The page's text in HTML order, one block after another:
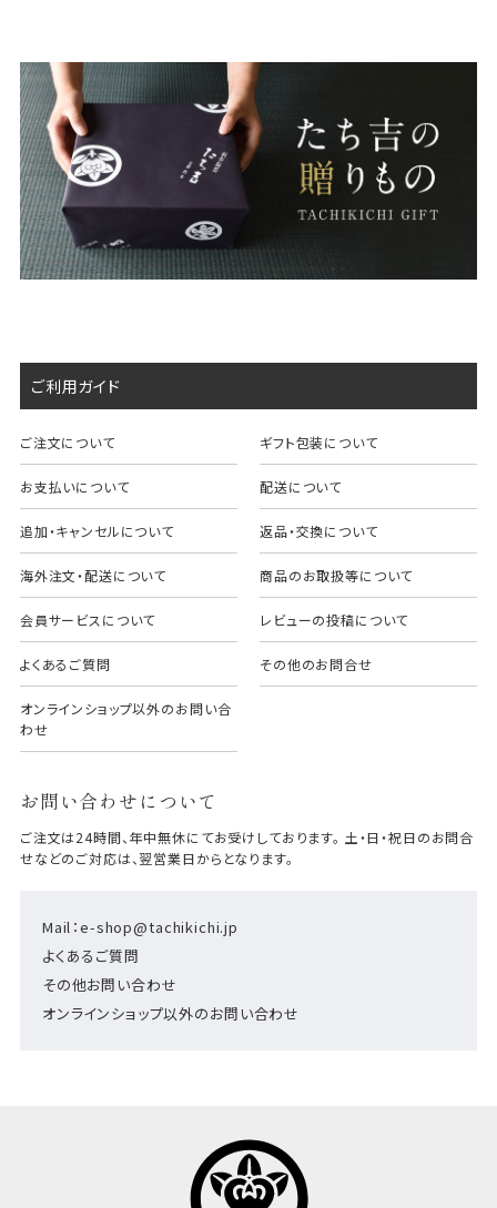
ご利用ガイド
ご注文について ギフト包装について
お支払いについて 配送について
追加・キャンセルについて 返品・交換について
海外注文・配送について 商品のお取扱等について
会員サービスについて レビューの投稿について
よくあるご質問 その他のお問合せ
オンラインショップ以外のお問い合
わせ
お問い合わせについて
Mail：e-shop@tachikichi.jp
よくあるご質問
その他お問い合わせ
オンラインショップ以外のお問い合わせ
ご注文は24時間、年中無休にてお受けしております。 土・日・祝日のお問合
せなどのご対応は、翌営業日からとなります。